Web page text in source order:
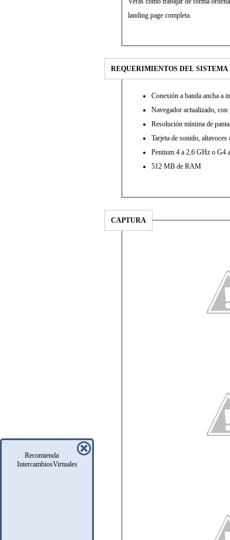
Recomienda
IntercambiosVirtuales
landing page completa.
REQUERIMIENTOS DEL SISTEMA
Conexión a banda ancha a
Navegador actualizado,
Resolución mínima de
Tarjeta de sonido, altavoces
Pentium 4 a 2,6 GHz o G4
512 MB de RAM
CAPTURA